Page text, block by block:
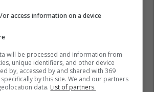
or access information on a device
will be processed and information from
unique identifiers, and other device
by, accessed by and shared with 369
by this site. We and our partners
data. List of partners.